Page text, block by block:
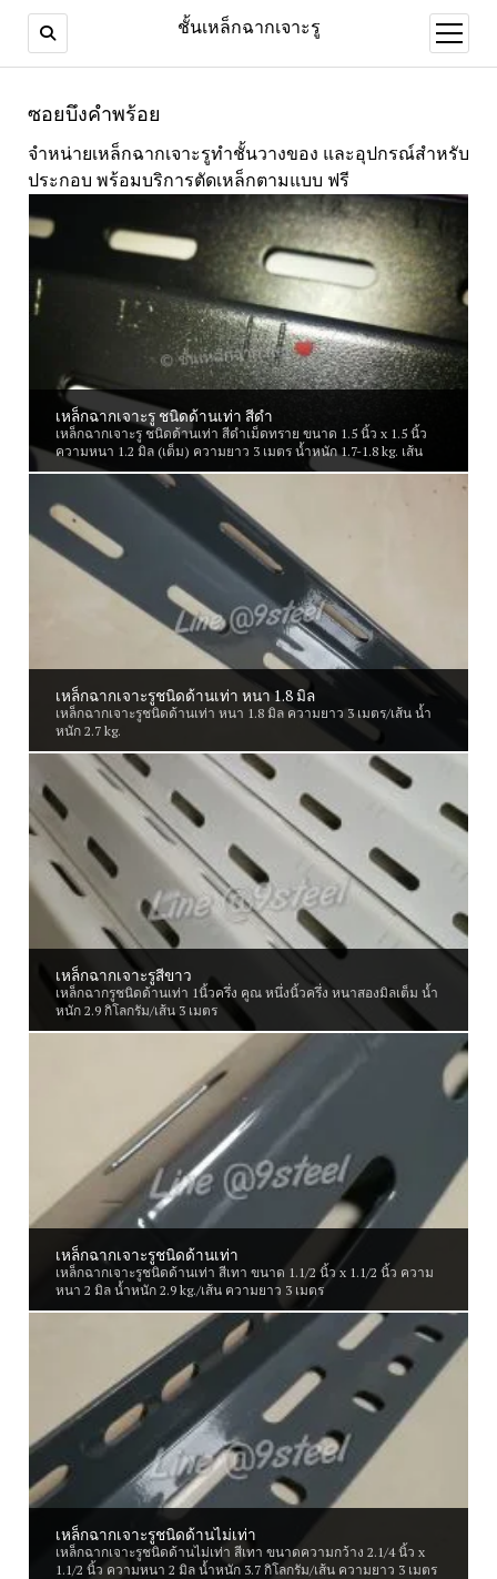
ชั้นเหล็กฉากเจาะรู
open
menu
ซอยบึงคำพร้อย
จำหน่ายเหล็กฉากเจาะรูทำชั้นวางของ และอุปกรณ์สำหรับ
ประกอบ พร้อมบริการตัดเหล็กตามแบบ ฟรี
เหล็กฉากเจาะรู ชนิดด้านเท่า สีดำ
เหล็กฉากเจาะรู ชนิดด้านเท่า สีดำเม็ดทราย ขนาด 1.5 นิ้ว x 1.5 นิ้ว
ความหนา 1.2 มิล (เต็ม) ความยาว 3 เมตร น้ำหนัก 1.7-1.8 kg. เส้น
เหล็กฉากเจาะรูชนิดด้านเท่า หนา 1.8 มิล
เหล็กฉากเจาะรูชนิดด้านเท่า หนา 1.8 มิล ความยาว 3 เมตร/เส้น น้ำ
หนัก 2.7 kg.
เหล็กฉากเจาะรูสีขาว
เหล็กฉากรูชนิดด้านเท่า 1นิ้วครึ่ง คูณ หนึ่งนิ้วครึ่ง หนาสองมิลเต็ม น้ำ
หนัก 2.9 กิโลกรัม/เส้น 3 เมตร
เหล็กฉากเจาะรูชนิดด้านเท่า
เหล็กฉากเจาะรูชนิดด้านเท่า สีเทา ขนาด 1.1/2 นิ้ว x 1.1/2 นิ้ว ความ
หนา 2 มิล น้ำหนัก 2.9 kg./เส้น ความยาว 3 เมตร
เหล็กฉากเจาะรูชนิดด้านไม่เท่า
เหล็กฉากเจาะรูชนิดด้านไม่เท่า สีเทา ขนาดความกว้าง 2.1/4 นิ้ว x
1.1/2 นิ้ว ความหนา 2 มิล น้ำหนัก 3.7 กิโลกรัม/เส้น ความยาว 3 เมตร